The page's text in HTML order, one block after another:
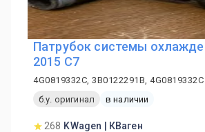
Патрубок системы
2015 C7
4G0819332C, 3B0122291B, 4G0819332C
б.у. оригинал
в наличии
268 KWagen | КВаген